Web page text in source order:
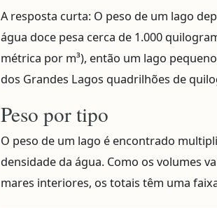
A resposta curta: O peso de um lago
água doce pesa cerca de 1.000
métrica por m³), então um lago
dos Grandes Lagos quadrilhões de
Peso por tipo
O peso de um lago é encontrado
densidade da água. Como os volumes
mares interiores, os totais têm uma